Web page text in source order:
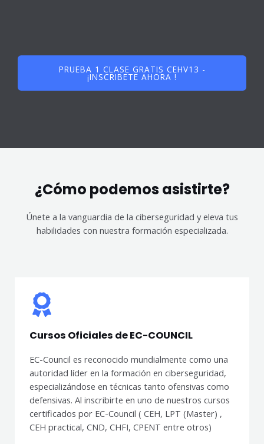
PRUEBA 1 CLASE GRATIS CEHV13 -
¡INSCRIBETE AHORA !
¿Cómo podemos asistirte?
Únete a la vanguardia de la ciberseguridad y eleva tus
habilidades con nuestra formación especializada.
Cursos Oficiales de EC-COUNCIL
EC-Council es reconocido mundialmente como una
autoridad líder en la formación en ciberseguridad,
especializándose en técnicas tanto ofensivas como
defensivas. Al inscribirte en uno de nuestros cursos
certificados por EC-Council ( CEH, LPT (Master) ,
CEH practical, CND, CHFI, CPENT entre otros)